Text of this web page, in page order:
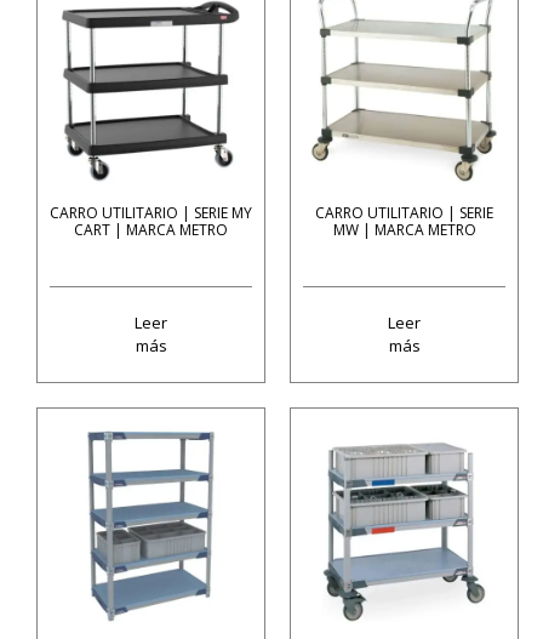
CARRO UTILITARIO | SERIE MY
CART | MARCA METRO
Leer
más
CARRO UTILITARIO | SERIE
MW | MARCA METRO
Leer
más